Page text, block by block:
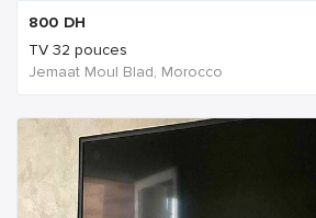
800 DH
TV 32 pouces
Jemaat Moul Blad, Morocco